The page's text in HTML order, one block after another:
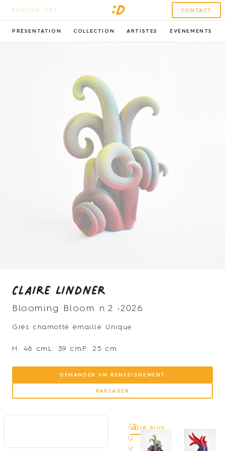
ENGLISH (UK) CONTACT
PRÉSENTATION COLLECTION ARTISTES ÉVÉNEMENTS
Claire Lindner
Blooming Bloom n.2 •2026
Grés chamotté émaillé Unique
H: 48 cm L: 39 cm P: 25 cm
DEMANDER UN RENSEIGNEMENT
PARTAGER
Œ
u
v
VOIR PLUS